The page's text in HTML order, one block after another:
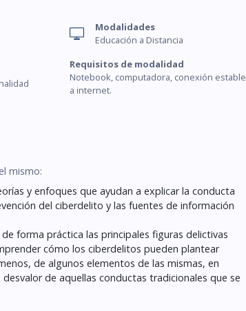
Modalidades
Educación a Distancia
Requisitos de modalidad
Notebook, computadora, conexión estable
a internet.
mismo:
y enfoques que ayudan a explicar la conducta
del ciberdelito y las fuentes de información
forma práctica las principales figuras delictivas
cómo los ciberdelitos pueden plantear
de algunos elementos de las mismas, en
de aquellas conductas tradicionales que se